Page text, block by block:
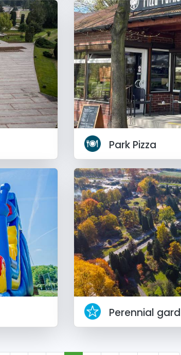
Park Pizza
Perennial